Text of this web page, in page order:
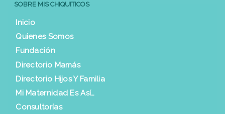
SOBRE MIS CHIQUITICOS
Inicio
Quienes Somos
Fundación
Directorio Mamás
Directorio Hijos Y Familia
Mi Maternidad Es Así…
Consultorías